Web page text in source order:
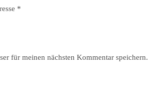
*
für meinen nächsten Kommentar speichern.